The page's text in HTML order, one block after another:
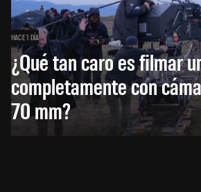
HACE 1 DÍA
¿Qué tan caro es filmar
completamente con
70 mm?